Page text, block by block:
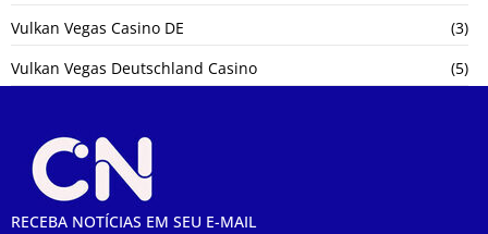
Vulkan Vegas Casino DE
(3)
Vulkan Vegas Deutschland Casino
(5)
RECEBA NOTÍCIAS EM SEU E-MAIL